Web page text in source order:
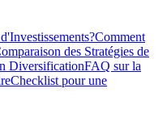
Comment
des Stratégies de
DiversificationFAQ sur la
Checklist pour une